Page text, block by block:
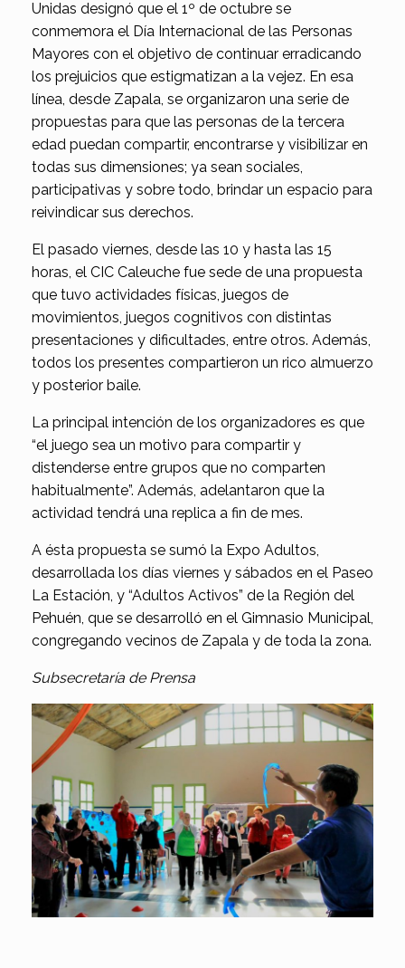
Unidas designó que el 1º de octubre se
conmemora el Día Internacional de las Personas
Mayores con el objetivo de continuar erradicando
los prejuicios que estigmatizan a la vejez. En esa
línea, desde Zapala, se organizaron una serie de
propuestas para que las personas de la tercera
edad puedan compartir, encontrarse y visibilizar en
todas sus dimensiones; ya sean sociales,
participativas y sobre todo, brindar un espacio para
reivindicar sus derechos.
El pasado viernes, desde las 10 y hasta las 15
horas, el CIC Caleuche fue sede de una propuesta
que tuvo actividades físicas, juegos de
movimientos, juegos cognitivos con distintas
presentaciones y dificultades, entre otros. Además,
todos los presentes compartieron un rico almuerzo
y posterior baile.
La principal intención de los organizadores es que
“el juego sea un motivo para compartir y
distenderse entre grupos que no comparten
habitualmente”. Además, adelantaron que la
actividad tendrá una replica a fin de mes.
A ésta propuesta se sumó la Expo Adultos,
desarrollada los días viernes y sábados en el Paseo
La Estación, y “Adultos Activos” de la Región del
Pehuén, que se desarrolló en el Gimnasio Municipal,
congregando vecinos de Zapala y de toda la zona.
Subsecretaría de Prensa